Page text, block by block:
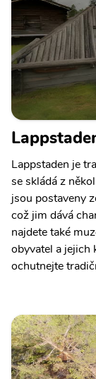
Lappstaden je
se skládá z
jsou postaveny
což jim dává
najdete také
obyvatel a
ochutnejte